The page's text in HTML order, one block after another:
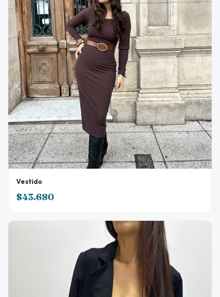
Vestido
$43.680